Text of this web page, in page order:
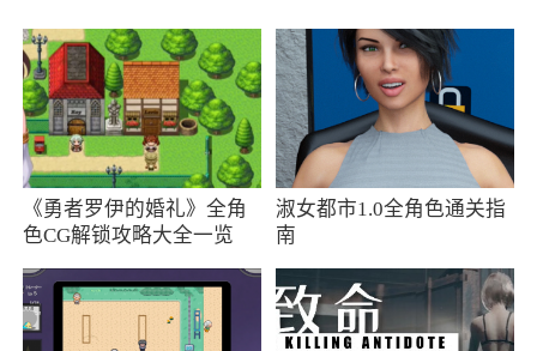
《勇者罗伊的婚礼》全角
色CG解锁攻略大全一览
淑女都市1.0全角色通关指
南